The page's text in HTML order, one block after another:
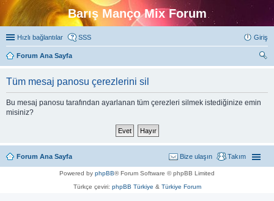
Barış Manço Mix Forum
Hızlı bağlantılar SSS Giriş
Forum Ana Sayfa
Tüm mesaj panosu çerezlerini sil
Bu mesaj panosu tarafından ayarlanan tüm çerezleri silmek istediğinize emin
misiniz?
Forum Ana Sayfa Takım
Bize ulaşın
Powered by phpBB® Forum Software © phpBB Limited
Türkçe çeviri: phpBB Türkiye & Türkiye Forum